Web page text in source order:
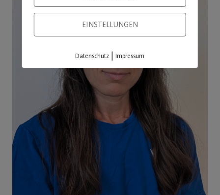
EINSTELLUNGEN
Datenschutz |Impressum